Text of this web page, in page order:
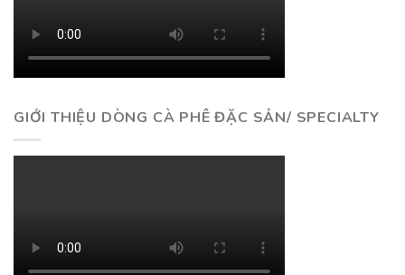
GIỚI THIỆU DÒNG CÀ PHÊ ĐẶC SẢN/ SPECIALTY